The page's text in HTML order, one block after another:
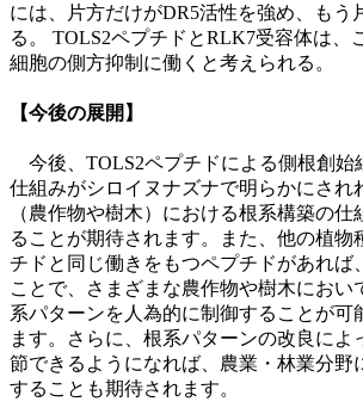
には、片方だけがDR5活性を強め、もう
る。 TOLS2ペプチドとRLK7受容体は、
細胞の側方抑制に働くと考えられる。
【今後の展開】
今後、TOLS2ペプチドによる側根創始
仕組みがシロイヌナズナで明らかにされ
（農作物や樹木）における根系構築の
ることが期待されます。また、他の植物
チドと同じ働きをもつペプチドがあれば
ことで、さまざまな農作物や樹木におい
系パターンを人為的に制御することが可
ます。さらに、根系パターンの改良によ
節できるようになれば、農業・林業分野
することも期待されます。